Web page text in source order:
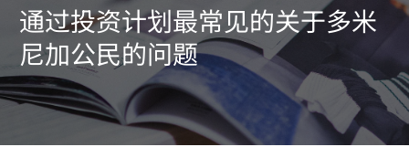
通过投资计划最常见的关于多米
尼加公民的问题